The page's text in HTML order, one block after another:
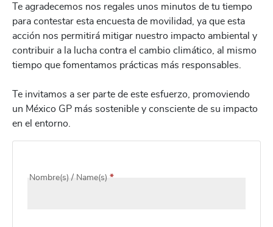
Te agradecemos nos regales unos minutos de tu tiempo
para contestar esta encuesta de movilidad, ya que esta
acción nos permitirá mitigar nuestro impacto ambiental y
contribuir a la lucha contra el cambio climático, al mismo
tiempo que fomentamos prácticas más responsables.
Te invitamos a ser parte de este esfuerzo, promoviendo
un México GP más sostenible y consciente de su impacto
en el entorno.
Nombre(s) / Name(s) *